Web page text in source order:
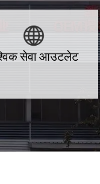
सेवा आउटलेट